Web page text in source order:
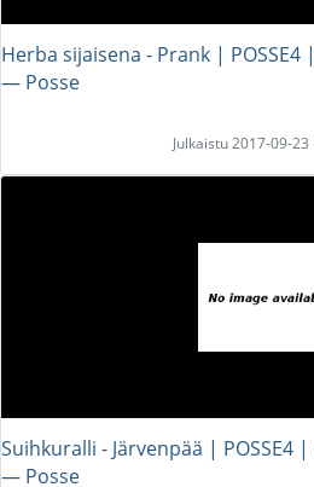
Herba sijaisena - Prank | POSSE4
― Posse
Julkaistu 2017-09-
Suihkuralli - Järvenpää | POSSE4 |
― Posse